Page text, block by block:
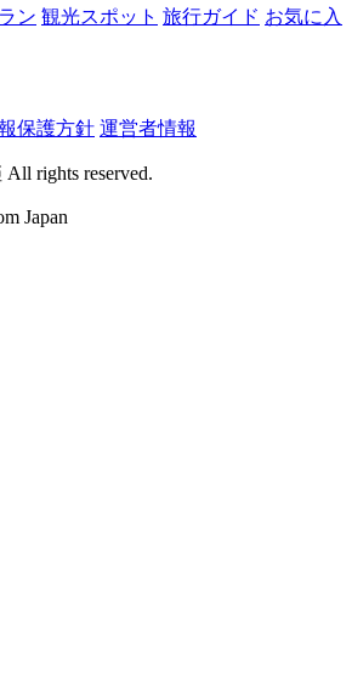
ン 観光スポット 旅行ガイド お気に入
保護方針 運営者情報
rights reserved.
Japan